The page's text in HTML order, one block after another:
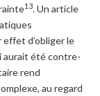
13. Un article
d’obliger le
aurait été contre-
rend
au regard